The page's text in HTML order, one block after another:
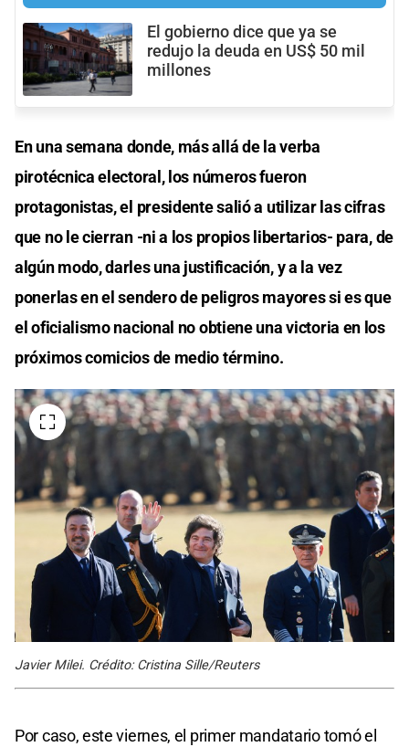
El gobierno dice que ya se
redujo la deuda en US$ 50 mil
millones
En una semana donde, más allá de la verba
pirotécnica electoral, los números fueron
protagonistas, el presidente salió a utilizar las cifras
que no le cierran -ni a los propios libertarios- para, de
algún modo, darles una justificación, y a la vez
ponerlas en el sendero de peligros mayores si es que
el oficialismo nacional no obtiene una victoria en los
próximos comicios de medio término.
Javier Milei. Crédito: Cristina Sille/Reuters
Por caso, este viernes, el primer mandatario tomó el